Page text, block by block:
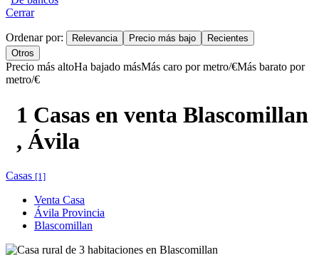
Cerrar
Ordenar por: Relevancia Precio más bajo
Recientes
Otros
Precio más altoHa bajado másMás caro por metro/€Más barato por
metro/€
1 Casas en venta Blascomillan
, Ávila
Casas [1]
Venta Casa
Ávila Provincia
Blascomillan